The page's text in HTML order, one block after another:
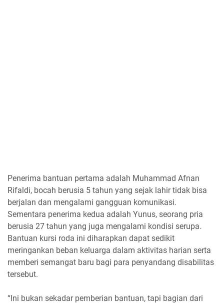
Penerima bantuan pertama adalah Muhammad Afnan
Rifaldi, bocah berusia 5 tahun yang sejak lahir tidak bisa
berjalan dan mengalami gangguan komunikasi.
Sementara penerima kedua adalah Yunus, seorang pria
berusia 27 tahun yang juga mengalami kondisi serupa.
Bantuan kursi roda ini diharapkan dapat sedikit
meringankan beban keluarga dalam aktivitas harian serta
memberi semangat baru bagi para penyandang disabilitas
tersebut.
“Ini bukan sekadar pemberian bantuan, tapi bagian dari